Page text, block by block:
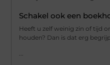
Schakel ook een
Heeft u zelf weinig zin of tijd
houden? Dan is dat erg
...